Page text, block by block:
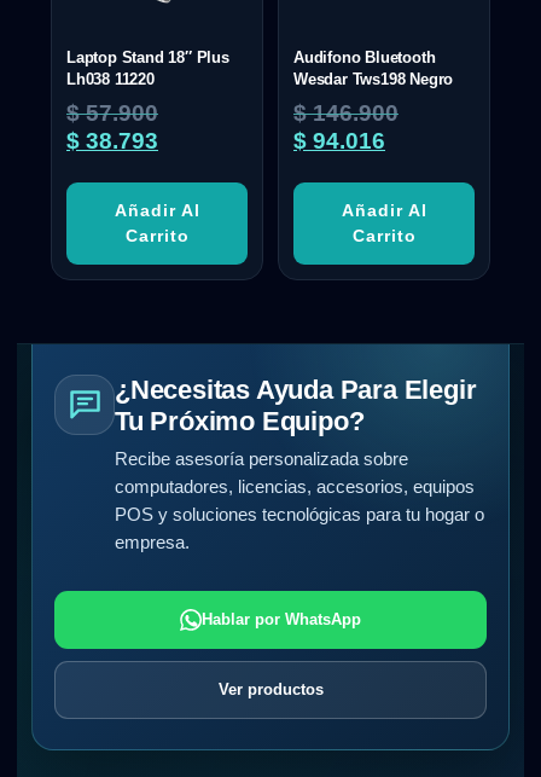
Laptop Stand 18″ Plus
Lh038 11220
$57.900
$ 38.793
Añadir Al
Carrito
Audifono Bluetooth
Wesdar Tws198 Negro
$146.900
$ 94.016
Añadir Al
Carrito
¿Necesitas Ayuda Para Elegir
Tu Próximo Equipo?
Recibe asesoría personalizada sobre
computadores, licencias, accesorios, equipos
POS y soluciones tecnológicas para tu hogar o
empresa.
Hablar por WhatsApp
Ver productos